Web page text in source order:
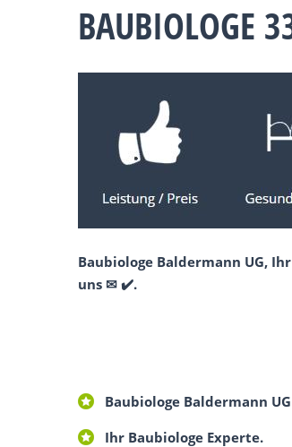
BAUBIOLOGE
Baubiologe Baldermann UG,
uns ✉ ✔️.
Baubiologe Baldermann UG
Ihr Baubiologe Experte.